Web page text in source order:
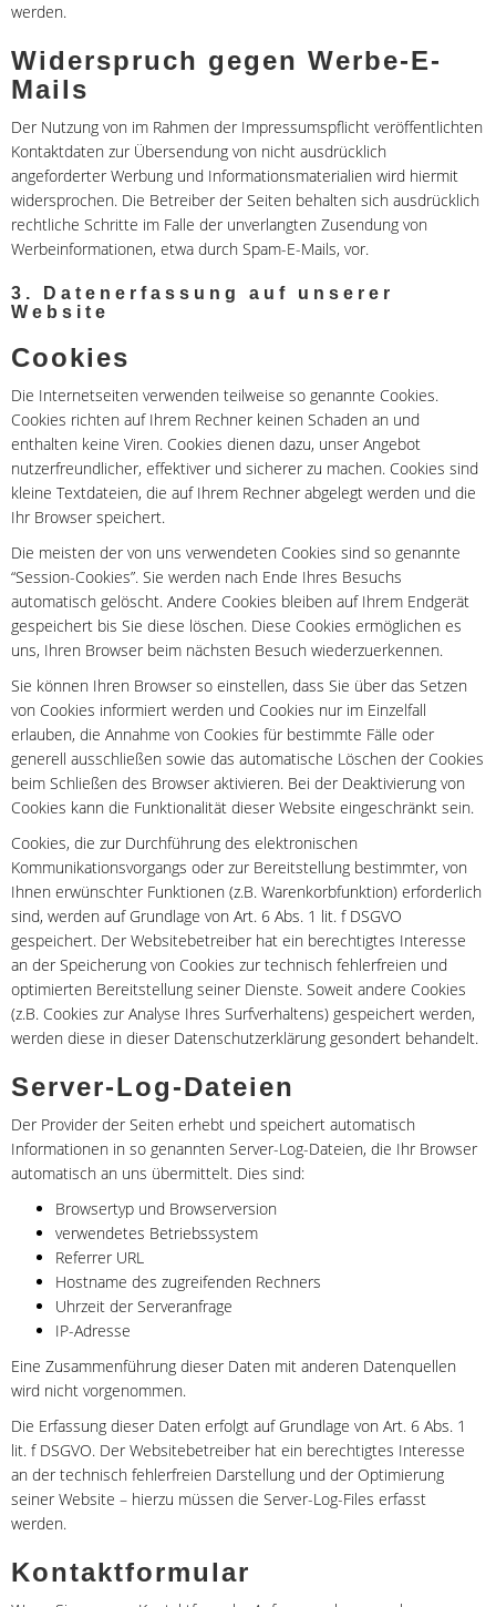
werden.
Widerspruch gegen Werbe-E-
Mails
Der Nutzung von im Rahmen der Impressumspflicht veröffentlichten
Kontaktdaten zur Übersendung von nicht ausdrücklich
angeforderter Werbung und Informationsmaterialien wird hiermit
widersprochen. Die Betreiber der Seiten behalten sich ausdrücklich
rechtliche Schritte im Falle der unverlangten Zusendung von
Werbeinformationen, etwa durch Spam-E-Mails, vor.
3. Datenerfassung auf unserer
Website
Cookies
Die Internetseiten verwenden teilweise so genannte Cookies.
Cookies richten auf Ihrem Rechner keinen Schaden an und
enthalten keine Viren. Cookies dienen dazu, unser Angebot
nutzerfreundlicher, effektiver und sicherer zu machen. Cookies sind
kleine Textdateien, die auf Ihrem Rechner abgelegt werden und die
Ihr Browser speichert.
Die meisten der von uns verwendeten Cookies sind so genannte
“Session-Cookies”. Sie werden nach Ende Ihres Besuchs
automatisch gelöscht. Andere Cookies bleiben auf Ihrem Endgerät
gespeichert bis Sie diese löschen. Diese Cookies ermöglichen es
uns, Ihren Browser beim nächsten Besuch wiederzuerkennen.
Sie können Ihren Browser so einstellen, dass Sie über das Setzen
von Cookies informiert werden und Cookies nur im Einzelfall
erlauben, die Annahme von Cookies für bestimmte Fälle oder
generell ausschließen sowie das automatische Löschen der Cookies
beim Schließen des Browser aktivieren. Bei der Deaktivierung von
Cookies kann die Funktionalität dieser Website eingeschränkt sein.
Cookies, die zur Durchführung des elektronischen
Kommunikationsvorgangs oder zur Bereitstellung bestimmter, von
Ihnen erwünschter Funktionen (z.B. Warenkorbfunktion) erforderlich
sind, werden auf Grundlage von Art. 6 Abs. 1 lit. f DSGVO
gespeichert. Der Websitebetreiber hat ein berechtigtes Interesse
an der Speicherung von Cookies zur technisch fehlerfreien und
optimierten Bereitstellung seiner Dienste. Soweit andere Cookies
(z.B. Cookies zur Analyse Ihres Surfverhaltens) gespeichert werden,
werden diese in dieser Datenschutzerklärung gesondert behandelt.
Server-Log-Dateien
Der Provider der Seiten erhebt und speichert automatisch
Informationen in so genannten Server-Log-Dateien, die Ihr Browser
automatisch an uns übermittelt. Dies sind:
Browsertyp und Browserversion
verwendetes Betriebssystem
Referrer URL
Hostname des zugreifenden Rechners
Uhrzeit der Serveranfrage
IP-Adresse
Eine Zusammenführung dieser Daten mit anderen Datenquellen
wird nicht vorgenommen.
Die Erfassung dieser Daten erfolgt auf Grundlage von Art. 6 Abs. 1
lit. f DSGVO. Der Websitebetreiber hat ein berechtigtes Interesse
an der technisch fehlerfreien Darstellung und der Optimierung
seiner Website – hierzu müssen die Server-Log-Files erfasst
werden.
Kontaktformular